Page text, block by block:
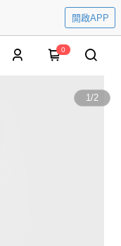
開啟APP
0
1/2